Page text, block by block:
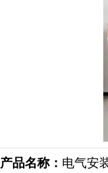
产品名称： 电气安